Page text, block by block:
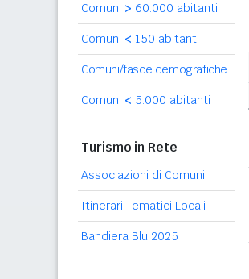
Comuni > 60.000 abitanti
Comuni < 150 abitanti
Comuni/fasce demografiche
Comuni < 5.000 abitanti
Turismo in Rete
Associazioni di Comuni
Itinerari Tematici Locali
Bandiera Blu 2025